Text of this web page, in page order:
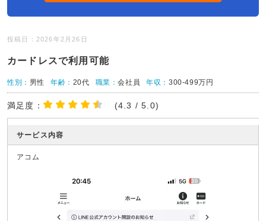
投稿日：2026年2月26日
カードレスで利用可能
性別： 男性 年齢： 20代 職業：会社員 年収：300-499万円
満足度： (4.3 / 5.0)
サービス内容
アコム